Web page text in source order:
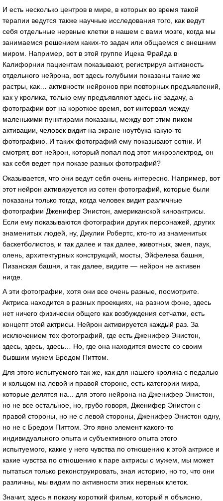
И есть несколько центров в мире, в которых во время такой
терапии ведутся также научные исследования того, как ведут
себя отдельные нервные клетки в нашем с вами мозге, когда мы
занимаемся решением каких-то задач или общаемся с внешним
миром. Например, вот в этой группе Ицека Фрайда в
Калифорнии пациентам показывают, регистрируя активность
отдельного нейрона, вот здесь голубыми показаны такие же
растры, как… активности нейронов при повторных предъявлений,
как у кролика, только ему предъявляют здесь не задачу, а
фотографии вот на короткое время, вот интервал между
маленькими пунктирами показаны, между вот этим пиком
активации, человек видит на экране ноутбука какую-то
фотографию. И таких фотографий ему показывают сотни. И
смотрят, вот нейрон, который попал под этот микроэлектрод, он
как себя ведет при показе разных фотографий?
Оказывается, что они ведут себя очень интересно. Например, вот
этот нейрон активируется из сотен фотографий, которые были
показаны только тогда, когда человек видит различные
фотографии Дженифер Энистон, американской киноактрисы.
Если ему показываются фотографии других персонажей, других
знаменитых людей, ну, Джулии Робертс, кто-то из знаменитых
баскетболистов, и так далее и так далее, животных, змея, паук,
олень, архитектурных конструкций, мосты, Эйфелева башня,
Пизанская башня, и так далее, видите — нейрон не активен
нигде.
А эти фотографии, хотя они все очень разные, посмотрите.
Актриса находится в разных проекциях, на разном фоне, здесь
нет ничего физически общего как возбуждения сетчатки, есть
концепт этой актрисы. Нейрон активируется каждый раз. За
исключением тех фотографий, где есть Дженифер Энистон,
здесь, здесь, здесь… Но, где она находится вместе со своим
бывшим мужем Бредом Питтом.
Для этого испытуемого так же, как для нашего кролика с педалью
и кольцом на левой и правой стороне, есть категории мира,
которые делятся на... для этого нейрона на Дженифер Энистон,
но не все остальное, но, грубо говоря, Дженифер Энистон с
правой стороны, но не с левой стороны, Дженифер Энистон одну,
но не с Бредом Питтом. Это явно элемент какого-то
индивидуального опыта и субъективного опыта этого
испытуемого, какие у него чувства по отношению к этой актрисе и
какие чувства по отношению к паре актрисы с мужем, мы может
пытаться только реконструировать, зная историю, но то, что они
различны, мы видим по активности этих нервных клеток.
Значит, здесь я покажу короткий фильм, который я объясню,